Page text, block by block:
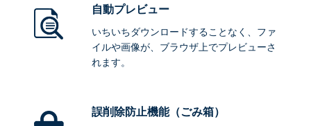
自動プレビュー
いちいちダウンロードすることなく、ファ
イルや画像が、ブラウザ上でプレビューさ
れます。
誤削除防止機能（ごみ箱）